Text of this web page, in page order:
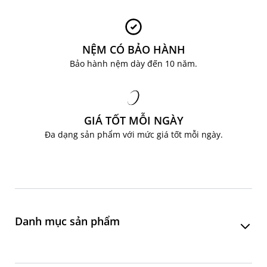
JYSK Việt Nam
Email: ecom@jysk.vnNỆM CÓ BẢO HÀNH
Bảo hành nệm dày đến 10 năm.
GIÁ TỐT MỖI NGÀY
Đa dạng sản phẩm với mức giá tốt mỗi ngày.
Danh mục sản phẩm